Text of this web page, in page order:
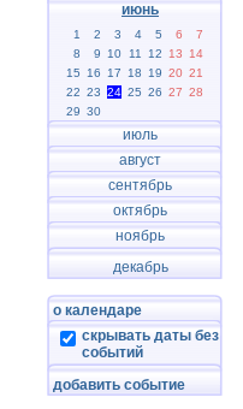
июнь
1 2 3 4 5 6
7
8
9 10 11 12 13
14
15
16 17 18 19 20 21
22 23 24 25 26 27 28
29 30
июль
август
сентябрь
октябрь
ноябрь
декабрь
о календаре
скрывать даты без
событий
добавить событие